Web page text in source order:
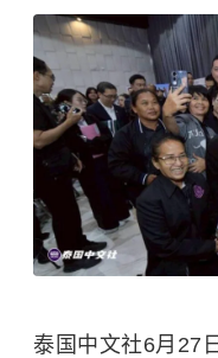
泰国中文社6月27